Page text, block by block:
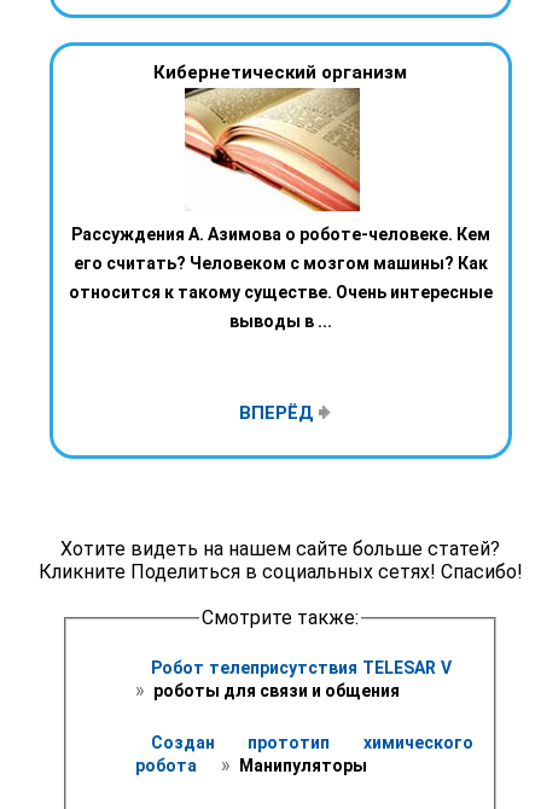
Кибернетический организм
Рассуждения А. Азимова о роботе-человеке. Кем
его считать? Человеком с мозгом машины? Как
относится к такому существе. Очень интересные
выводы в ...
ВПЕРЁД
Хотите видеть на нашем сайте больше статей?
Кликните Поделиться в социальных сетях! Спасибо!
Смотрите также:
Робот телеприсутствия TELESAR V
» роботы для связи и общения
Создан прототип химического
робота
» Манипуляторы